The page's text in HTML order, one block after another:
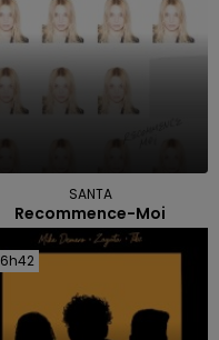
SANTA
Recommence-Moi
6h42
6h42